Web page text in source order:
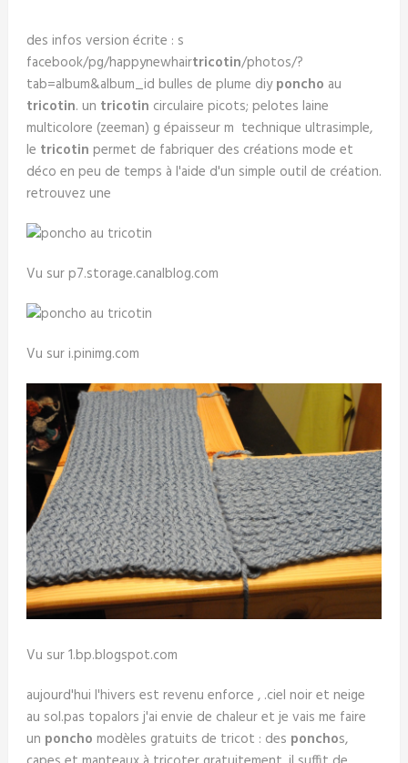
des infos version écrite : s
facebook/pg/happynewhairtricotin/photos/?
tab=album&album_id bulles de plume diyponcho au
tricotin. un tricotin circulaire picots; pelotes laine
multicolore (zeeman) g épaisseur m technique ultrasimple,
le tricotin permet de fabriquer des créations mode et
déco en peu de temps à l'aide d'un simple outil de création.
retrouvez une
Vu sur p7.storage.canalblog.com
Vu sur i.pinimg.com
Vu sur 1.bp.blogspot.com
aujourd'hui l'hivers est revenu enforce , .ciel noir et neige
au sol.pas topalors j'ai envie de chaleur et je vais me faire
un poncho modèles gratuits de tricot : des ponchos,